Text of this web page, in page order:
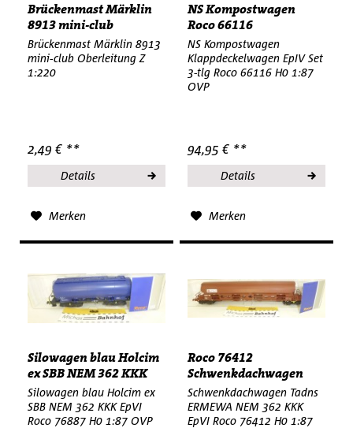
Brückenmast Märklin
8913 mini-club
Oberleitung...
Brückenmast Märklin 8913
mini-club Oberleitung Z
1:220
2,49 € **
Details
Merken
NS Kompostwagen
Roco 66116
Klappdeckelwagen...
NS Kompostwagen
Klappdeckelwagen EpIV Set
3-tlg Roco 66116 H0 1:87
OVP
94,95 € **
Details
Merken
Silowagen blau Holcim
ex SBB NEM 362 KKK
EpVI...
Silowagen blau Holcim ex
SBB NEM 362 KKK EpVI
Roco 76887 H0 1:87 OVP
Roco 76412
Schwenkdachwagen
Tadns ERMEWA NEM...
Schwenkdachwagen Tadns
ERMEWA NEM 362 KKK
EpVI Roco 76412 H0 1:87